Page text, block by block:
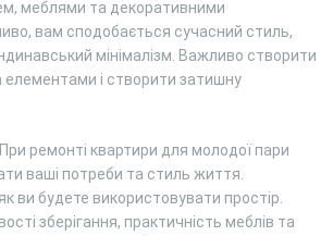
меблями та декоративними
вам сподобається сучасний стиль,
мінімалізм. Важливо створити
елементами і створити затишну
ремонті квартири для молодої пари
ваші потреби та стиль життя.
ви будете використовувати простір.
зберігання, практичність меблів та